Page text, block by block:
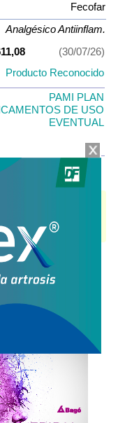
Fecofar
Analgésico Antiinflam.
(30/07/26)
Producto Reconocido
PAMI PLAN
DE USO
EVENTUAL